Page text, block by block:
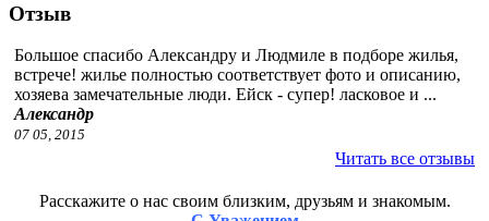
Отзыв
Большое спасибо Александру и Людмиле в подборе жилья,
встрече! жилье полностью соответствует фото и описанию,
хозяева замечательные люди. Ейск - супер! ласковое и ...
Александр
07 05, 2015
Читать все отзывы
Расскажите о нас своим близким, друзьям и знакомым.